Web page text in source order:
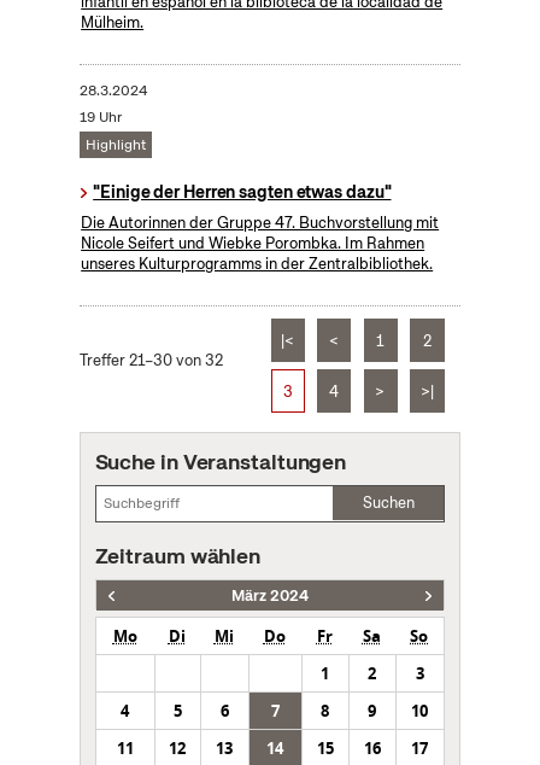
Mülheim.
28.3.2024
19 Uhr
Highlight
"Einige der Herren sagten etwas dazu"
Die Autorinnen der Gruppe 47. Buchvorstellung mit
Nicole Seifert und Wiebke Porombka. Im Rahmen
unseres Kulturprogramms in der Zentralbibliothek.
Treffer 21–30 von 32
|< < 1 2
3 4 > >|
Suche in Veranstaltungen
Suchen
Zeitraum wählen
März 2024
Mo Di Mi Do Fr Sa
So
1
2
3
4
5 6 7 8 9
10
11
12 13 14 15 16
17